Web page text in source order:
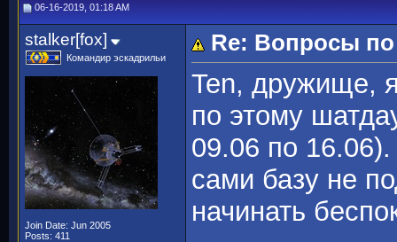
06-16-2019, 01:18 AM
stalker[fox]
Командир эскадрильи
Join Date: Jun 2005
Posts: 411
Re: Вопросы
Ten, дружище,
по этому
09.06 по
сами базу не
начинать